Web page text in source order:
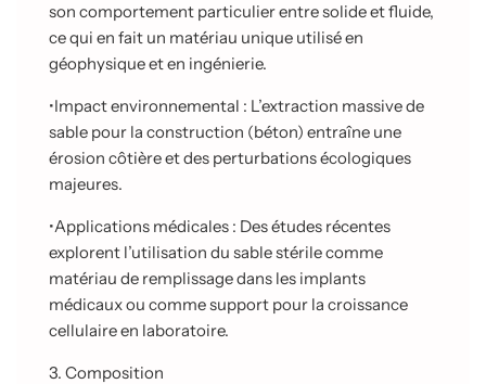
son comportement particulier entre solide et fluide,
ce qui en fait un matériau unique utilisé en
géophysique et en ingénierie.
•Impact environnemental : L’extraction massive de
sable pour la construction (béton) entraîne une
érosion côtière et des perturbations écologiques
majeures.
•Applications médicales : Des études récentes
explorent l’utilisation du sable stérile comme
matériau de remplissage dans les implants
médicaux ou comme support pour la croissance
cellulaire en laboratoire.
3. Composition